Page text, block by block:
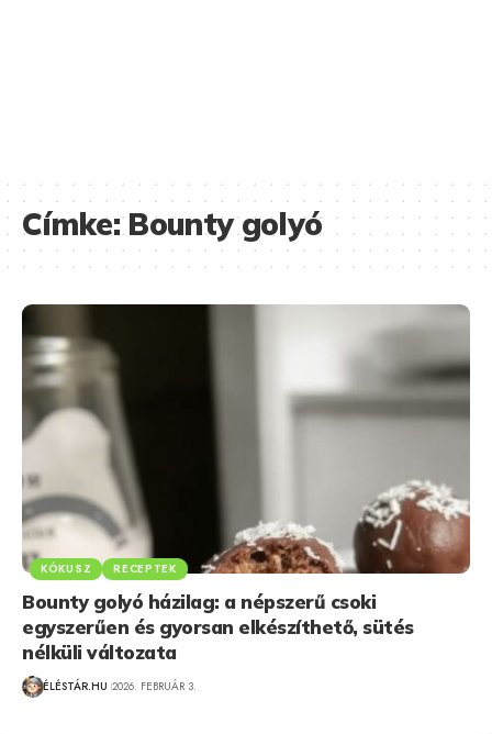
Címke:Bounty golyó
KÓKUSZ RECEPTEK
Bounty golyó házilag: a népszerű csoki
egyszerűen és gyorsan elkészíthető, sütés
nélküli változata
ÉLÉSTÁR.HU 2026. FEBRUÁR 3.